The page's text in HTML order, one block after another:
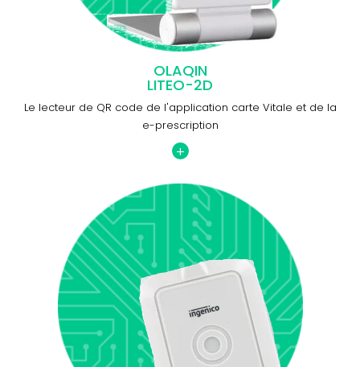
OLAQIN
LITEO-2D
Le lecteur de QR code de l'application carte Vitale et de la
e-prescription
+